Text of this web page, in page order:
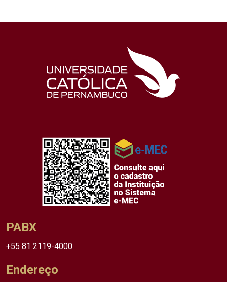
PABX
+55 81 2119-4000
Endereço